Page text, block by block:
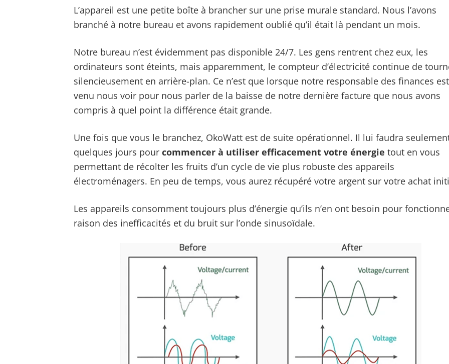
L’appareil est une petite boîte à brancher sur une prise murale standard. Nous l’avons
branché à notre bureau et avons rapidement oublié qu’il était là pendant un mois.
Notre bureau n’est évidemment pas disponible 24/7. Les gens rentrent chez eux, les
ordinateurs sont éteints, mais apparemment, le compteur d’électricité continue de
silencieusement en arrière-plan. Ce n’est que lorsque notre responsable des finances est
venu nous voir pour nous parler de la baisse de notre dernière facture que nous avons
compris à quel point la différence était grande.
Une fois que vous le branchez, OkoWatt est de suite opérationnel. Il lui faudra
quelques jours pour commencer à utiliser efficacement votre énergie tout en vous
permettant de récolter les fruits d’un cycle de vie plus robuste des appareils
électroménagers. En peu de temps, vous aurez récupéré votre argent sur votre achat
Les appareils consomment toujours plus d’énergie qu’ils n’en ont besoin pour
raison des inefficacités et du bruit sur l’onde sinusoïdale.